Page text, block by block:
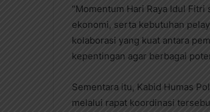
“Momentum Hari Raya Idul
ekonomi, serta kebutuhan
kolaborasi yang kuat antara
kepentingan agar berbagai
Sementara itu, Kabid Humas
melalui rapat koordinasi